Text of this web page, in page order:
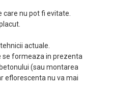
care nu pot fi evitate.
actuale.
se formeaza in prezenta
(sau montarea
eflorescenta nu va mai